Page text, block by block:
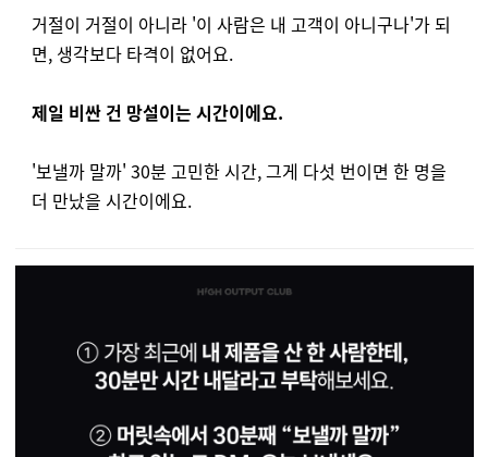
거절이 거절이 아니라 '이 사람은 내 고객이 아니구나'가 되
면, 생각보다 타격이 없어요.
제일 비싼 건 망설이는 시간이에요.
'보낼까 말까' 30분 고민한 시간, 그게 다섯 번이면 한 명을
더 만났을 시간이에요.